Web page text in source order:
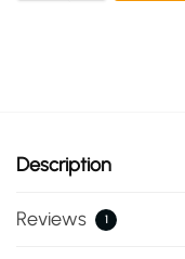
Description
Reviews 1